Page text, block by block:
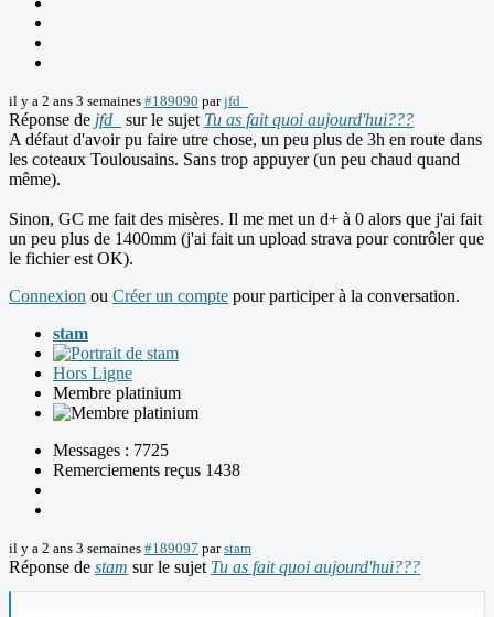
il y a 2 ans 3 semaines #189090 parjfd_
Réponse de jfd_ sur le sujet Tu as fait quoi aujourd'hui???
A défaut d'avoir pu faire utre chose, un peu plus de 3h en route dans
les coteaux Toulousains. Sans trop appuyer (un peu chaud quand
même).
Sinon, GC me fait des misères. Il me met un d+ à 0 alors que j'ai fait
un peu plus de 1400mm (j'ai fait un upload strava pour contrôler que
le fichier est OK).
Connexion ou Créer un compte pour participer à la conversation.
stam
Hors Ligne
Membre platinium
Messages : 7725
Remerciements reçus 1438
il y a 2 ans 3 semaines #189097 parstam
Réponse de stam sur le sujet Tu as fait quoi aujourd'hui???